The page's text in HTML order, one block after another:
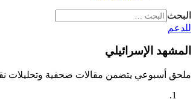
البحث
للدعم
المشهد الإسرائيلي
ملحق أسبوعي يتضمن مقالات صحفية وتحليلات